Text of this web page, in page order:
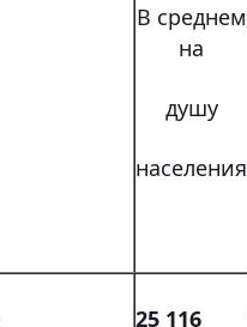
В среднем
на
душу
населения
25 116